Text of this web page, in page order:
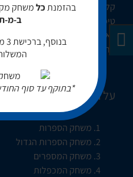
קלפי עזר
טיפים להורים ומורים
לאתר הכשר
ערבי משחק
על המשחקים
משחק הספרות
משחק הספרות הגדול
משחק המספרים
משחק המכפלות
בהזמנתכלמשחק
ב-מ-
*בתוקף עד סוף